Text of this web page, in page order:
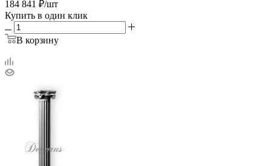
184 841 ₽/шт
Купить в один клик
В корзину